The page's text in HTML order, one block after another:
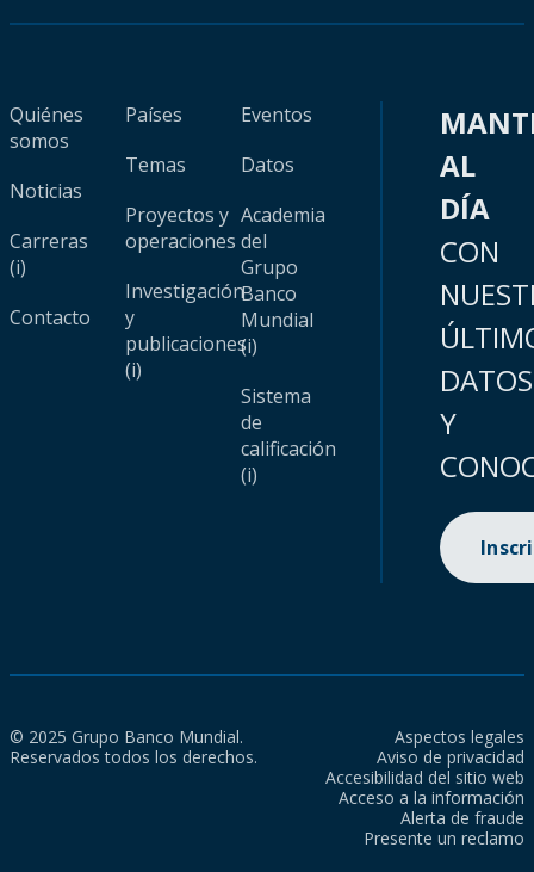
Quiénes
somos
Noticias
Carreras
(i)
Contacto
Países
Temas
Proyectos y
operaciones
Investigación
y
publicaciones
(i)
Eventos
Datos
Academia
del
Grupo
Banco
Mundial
(i)
Sistema
de
calificación
(i)
AL
DÍA
CON
DATOS
Y
© 2025 Grupo Banco Mundial.
Reservados todos los derechos.
Aspectos legales
Aviso de privacidad
Accesibilidad del sitio web
Acceso a la información
Alerta de fraude
Presente un reclamo